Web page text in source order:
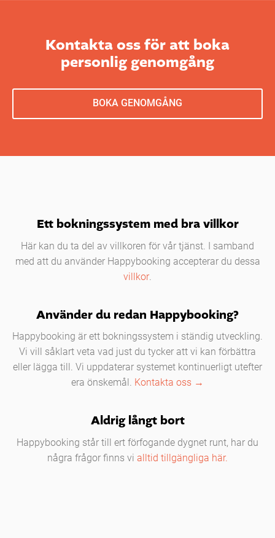
Kontakta oss för att boka
personlig genomgång
BOKA GENOMGÅNG
Ett bokningssystem med bra villkor
Här kan du ta del av villkoren för vår tjänst. I samband
med att du använder Happybooking accepterar du dessa
villkor.
Använder du redan Happybooking?
Happybooking är ett bokningssystem i ständig utveckling.
Vi vill såklart veta vad just du tycker att vi kan förbättra
eller lägga till. Vi uppdaterar systemet kontinuerligt utefter
era önskemål. Kontakta oss →
Aldrig långt bort
Happybooking står till ert förfogande dygnet runt, har du
några frågor finns vi alltid tillgängliga här.